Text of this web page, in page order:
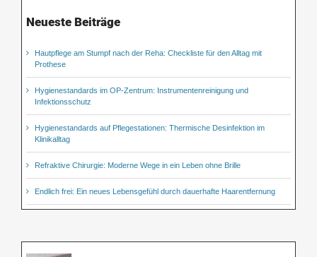
Neueste Beiträge
Hautpflege am Stumpf nach der Reha: Checkliste für den Alltag mit
Prothese
Hygienestandards im OP-Zentrum: Instrumentenreinigung und
Infektionsschutz
Hygienestandards auf Pflegestationen: Thermische Desinfektion im
Klinikalltag
Refraktive Chirurgie: Moderne Wege in ein Leben ohne Brille
Endlich frei: Ein neues Lebensgefühl durch dauerhafte Haarentfernung